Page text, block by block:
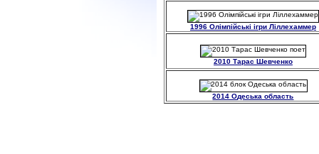
1996 Олімпійські ігри Ліллехаммер
2010 Тарас Шевченко
2014 Одеська область